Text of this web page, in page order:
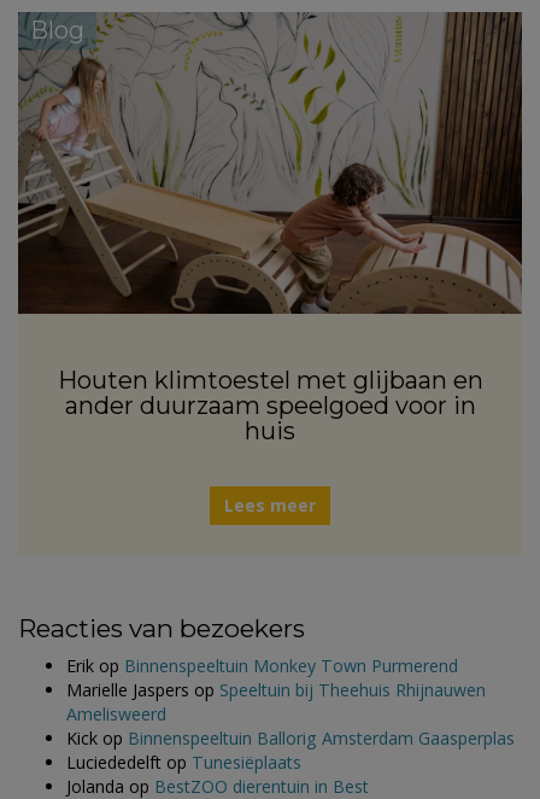
Blog
Houten klimtoestel met glijbaan en
ander duurzaam speelgoed voor in
huis
Lees meer
Reacties van bezoekers
Erik op Binnenspeeltuin Monkey Town Purmerend
Marielle Jaspers op Speeltuin bij Theehuis Rhijnauwen
Amelisweerd
Kick op Binnenspeeltuin Ballorig Amsterdam Gaasperplas
Luciededelft op Tunesiëplaats
Jolanda op BestZOO dierentuin in Best